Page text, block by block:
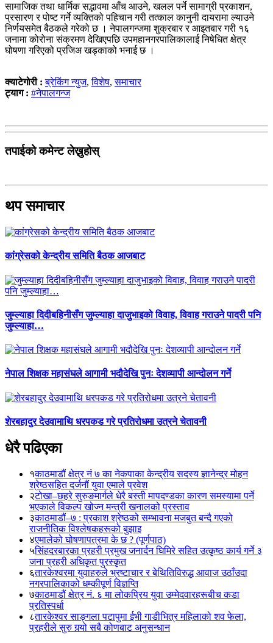
सामाजिक तथा धार्मिक सद्भावमा आँच आउने, खलल पर्ने सामाग्री प्रकाशन,
प्रसारण र पोष्ट गर्ने व्यक्तिको पहिचान गरी तत्काल कानुनी दायरामा ल्याउने
निर्णयसमेत बैठकले गरेको छ । नेपालगन्जमा शुक्रबार र आइतबार गरी १६
जनामा कोरोना संक्रमण देखिएपछि उपमहानगरपालिकालाई निषेधित क्षेत्र
घोषणा गरिएको प्रजिअ खड्काको भनाई छ ।
क्याटेगोरी :ब्रेकिंग न्युज,विशेष,समाचार
ट्याग : #नेपालगन्ज
तपाईको कमेन्ट लेख्नुहोस्
थप समाचार
कांग्रेसको केन्द्रीय समिति बैठक आजबाट
जुम्ल्याहा दिदीबहिनीसँग जुम्ल्याहा दाजुभाइको विवाह, विवाह गराउने पादरी पनि
जुम्ल्याहा…
नेपाल शिक्षक महासंघले आगामी भदौदेखि पुनः देशव्यापी आन्दोलन गर्ने
शेरबहादुर देउवामाथि धरपकड गरे प्रतिरोधमा उत्रने चेतावनी
धेरै पढिएका
१काठमाडौं क्षेत्र नं ७ का नेकपाका केन्द्रीय सदस्य ज्ञानेन्द्र मोहन
श्रेष्ठसहित दर्जनौं युवा एमाले प्रवेश
२टोखा–छहरे सुरुङमार्गले धेरै बस्ती मापदण्डका कारण समस्यामा पर्ने
भएकाले विकल्प खोज्न मन्त्री खनालको प्रस्ताव
३काठमाडौं–७ : प्रकाश श्रेष्ठको सम्भावना मजबुत बन्दै गएको
राजनीतिक विश्लेषकहरूको बुझाइ
४एमालेको घोषणापत्रमा के छ ? (पूर्णपाठ)
५सिंहदरबारका प्रहरी प्रमुख जनार्दन घिमिरे सहित उत्कृष्ठ कार्य गर्ने ३
जना प्रहरी अधिकृत पुरस्कृत
६तारकेश्वरमा युवाहरुले भ्रष्टाचार र बेथितिविरुद्ध आवाज उठाँउदा
नगरपालिकाको धम्कीपूर्ण विज्ञप्ति
७काठमाडौं क्षेत्र नं. ६ मा लोकप्रिय युवा उम्मेदवारहरूबीच कडा
प्रतिस्पर्धा
८तारकेश्वर साङ्गला पटापुमा ईभी गाडीभित्र महिलाको शव फेला,
प्रहरीले सुरु गर्‍यो सबै कोणबाट अनुसन्धान